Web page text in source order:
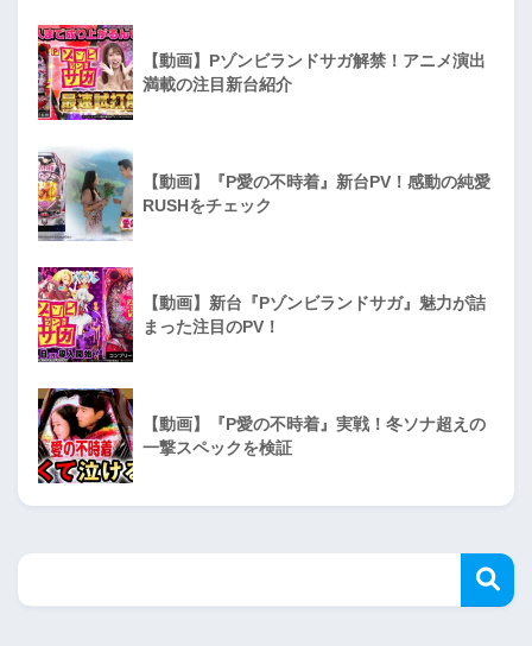
【動画】Pゾンビランドサガ解禁！アニメ演出
満載の注目新台紹介
【動画】『P愛の不時着』新台PV！感動の純愛
RUSHをチェック
【動画】新台『Pゾンビランドサガ』魅力が詰
まった注目のPV！
【動画】『P愛の不時着』実戦！冬ソナ超えの
一撃スペックを検証